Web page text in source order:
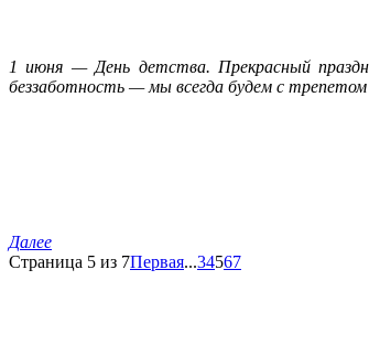
1 июня — День детства. Прекрасный
беззаботность — мы всегда будем с
Далее
Страница 5 из 7Первая...34567